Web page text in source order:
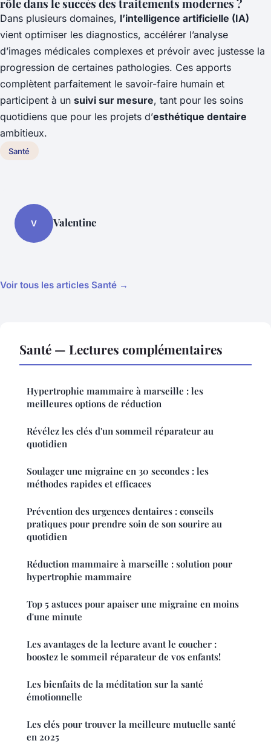
rôle dans le succès des traitements modernes ?
Dans plusieurs domaines, l’intelligence artificielle (IA)
vient optimiser les diagnostics, accélérer l’analyse
d’images médicales complexes et prévoir avec justesse la
progression de certaines pathologies. Ces apports
complètent parfaitement le savoir-faire humain et
participent à un suivi sur mesure, tant pour les soins
quotidiens que pour les projets d’esthétique dentaire
ambitieux.
Santé
V Valentine
Voir tous les articles Santé →
Santé — Lectures complémentaires
Hypertrophie mammaire à marseille : les
meilleures options de réduction
Révélez les clés d'un sommeil réparateur au
quotidien
Soulager une migraine en 30 secondes : les
méthodes rapides et efficaces
Prévention des urgences dentaires : conseils
pratiques pour prendre soin de son sourire au
quotidien
Réduction mammaire à marseille : solution pour
hypertrophie mammaire
Top 5 astuces pour apaiser une migraine en moins
d'une minute
Les avantages de la lecture avant le coucher :
boostez le sommeil réparateur de vos enfants!
Les bienfaits de la méditation sur la santé
émotionnelle
Les clés pour trouver la meilleure mutuelle santé
en 2025